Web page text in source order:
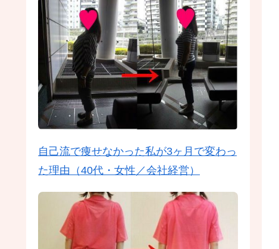
自己流で痩せなかった私が3ヶ月で変わっ
た理由（40代・女性／会社経営）